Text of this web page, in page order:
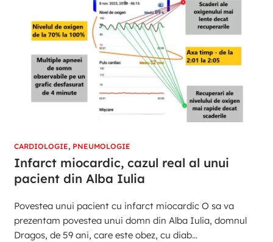
CARDIOLOGIE, PNEUMOLOGIE
Infarct miocardic, cazul real al unui
pacient din Alba Iulia
Povestea unui pacient cu infarct miocardic O sa va
prezentam povestea unui domn din Alba Iulia, domnul
Dragos, de 59 ani, care este obez, cu diab...